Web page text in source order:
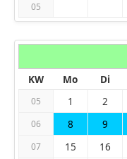
05
KW
Mo Di
05 1 2
06 8 9
07 15 16